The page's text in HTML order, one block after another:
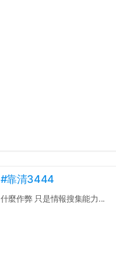
#靠清3444
什麼作弊 只是情報搜集能力...